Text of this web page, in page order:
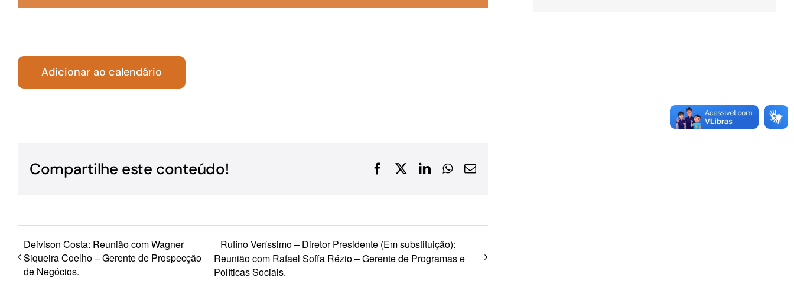
Turismo Repasse
Adicionar ao calendário
Compartilhe este conteúdo! FacebookLinkedInWhatsApp
E-
Deivison Costa: Reunião com Wagner
Siqueira Coelho – Gerente de Prospecção
de Negócios.
Rufino Veríssimo – Diretor Presidente (Em substituição):
Reunião com Rafael Soffa Rézio – Gerente de Programas e
Políticas Sociais.